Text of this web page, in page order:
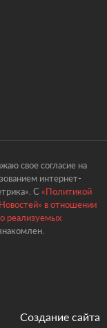
свое согласие на
интернет-
С «Политикой
в отношении
реализуемых
Создание сайта